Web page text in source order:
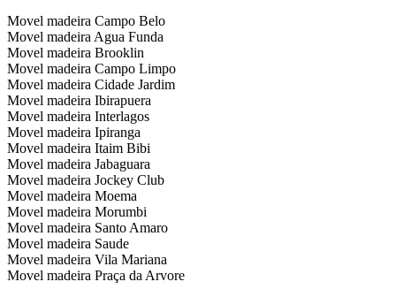
Movel madeira Campo Belo
Movel madeira Agua Funda
Movel madeira Brooklin
Movel madeira Campo Limpo
Movel madeira Cidade Jardim
Movel madeira Ibirapuera
Movel madeira Interlagos
Movel madeira Ipiranga
Movel madeira Itaim Bibi
Movel madeira Jabaguara
Movel madeira Jockey Club
Movel madeira Moema
Movel madeira Morumbi
Movel madeira Santo Amaro
Movel madeira Saude
Movel madeira Vila Mariana
Movel madeira Praça da Arvore